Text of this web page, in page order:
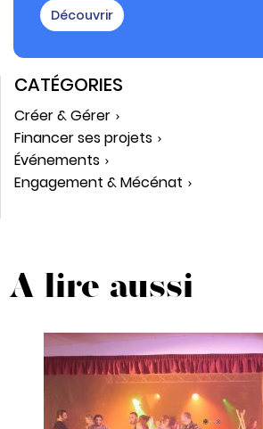
Découvrir
CATÉGORIES
Créer & Gérer
Financer ses projets
Événements
Engagement & Mécénat
A lire aussi